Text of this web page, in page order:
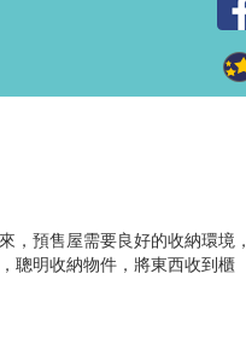
，預售屋需要良好的收納環境，
聰明收納物件，將東西收到櫃